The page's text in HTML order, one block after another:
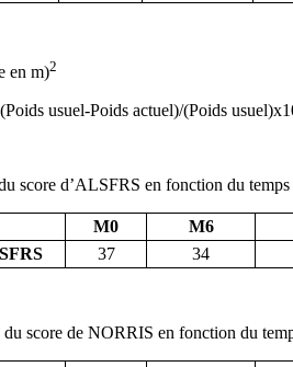
en m)2
usuel-Poids actuel)/(Poids
score d’ALSFRS en fonction du temps
M0
M6
37 34
score de NORRIS en fonction du